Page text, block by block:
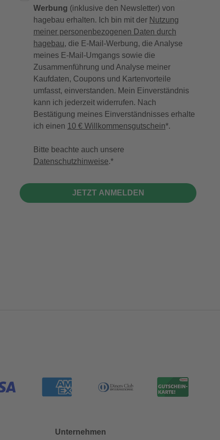
Werbung (inklusive den Newsletter) von
hagebau erhalten. Ich bin mit der Nutzung
meiner personenbezogenen Daten durch
hagebau, die E-Mail-Werbung, die Analyse
meines E-Mail-Umgangs sowie die
Zusammenführung und Analyse meiner
Kaufdaten, Coupons und Kartenvorteile
umfasst, einverstanden. Mein Einverständnis
kann ich jederzeit widerrufen. Nach
Bestätigung meines Einverständnisses erhalte
ich einen 10 € Willkommensgutschein*.
Bitte beachte auch unsere
Datenschutzhinweise.
JETZT ANMELDEN
Unternehmen